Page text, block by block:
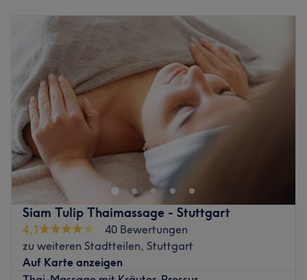
Dienstag
10:00
Mittwoch
10:00–
Donnerstag
10:00– 21:00
Freitag
10:00 – 21:00
Samstag
10:00
21:00
Sonntag
21:00
Im stilvoll gestalteten Ambiente empfängt dich Ban Thai
Massage als entspannter Rückzugsort im Herzen von
Stuttgart. Schon beim Betreten wirst du von liebevoll
dekorierten Räumen im traditionellen thailändischen Stil
umhüllt – perfekt, um den hektischen Alltag hinter dir zu
lassen und neue Energie zu tanken. Das Angebot reicht
von klassischer Thai-Massage, Thai-Öl und Hot-Stone
über Fußreflexzonen bis hin zu
Schwangerschaftsmassagen. Ergänzt wird das
Siam Tulip Thaimassage - Stuttgart
4,1
40 Bewertungen
zu weiteren Stadtteilen, Stuttgart
Auf Karte anzeigen